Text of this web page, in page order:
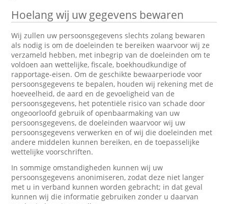
Hoelang wij uw gegevens bewaren
Wij zullen uw persoonsgegevens slechts zolang bewaren
als nodig is om de doeleinden te bereiken waarvoor wij ze
verzameld hebben, met inbegrip van de doeleinden om te
voldoen aan wettelijke, fiscale, boekhoudkundige of
rapportage-eisen. Om de geschikte bewaarperiode voor
persoonsgegevens te bepalen, houden wij rekening met de
hoeveelheid, de aard en de gevoeligheid van de
persoonsgegevens, het potentiële risico van schade door
ongeoorloofd gebruik of openbaarmaking van uw
persoonsgegevens, de doeleinden waarvoor wij uw
persoonsgegevens verwerken en of wij die doeleinden met
andere middelen kunnen bereiken, en de toepasselijke
wettelijke voorschriften.
In sommige omstandigheden kunnen wij uw
persoonsgegevens anonimiseren, zodat deze niet langer
met u in verband kunnen worden gebracht; in dat geval
kunnen wij die informatie gebruiken zonder u daarvan